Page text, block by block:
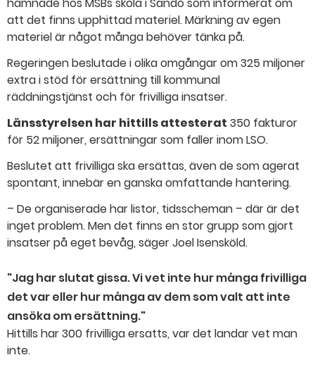
hamnade hos MSBs skola i Sandö som informerat om
att det finns upphittad materiel. Märkning av egen
materiel är något många behöver tänka på.
Regeringen beslutade i olika omgångar om 325 miljoner
extra i stöd för ersättning till kommunal
räddningstjänst och för frivilliga insatser.
Länsstyrelsen har hittills attesterat 350 fakturor
för 52 miljoner, ersättningar som faller inom LSO.
Beslutet att frivilliga ska ersättas, även de som agerat
spontant, innebär en ganska omfattande hantering.
– De organiserade har listor, tidsscheman – där är det
inget problem. Men det finns en stor grupp som gjort
insatser på eget bevåg, säger Joel Isensköld.
"Jag har slutat gissa. Vi vet inte hur många frivilliga
det var eller hur många av dem som valt att inte
ansöka om ersättning."
Hittills har 300 frivilliga ersatts, var det landar vet man
inte.